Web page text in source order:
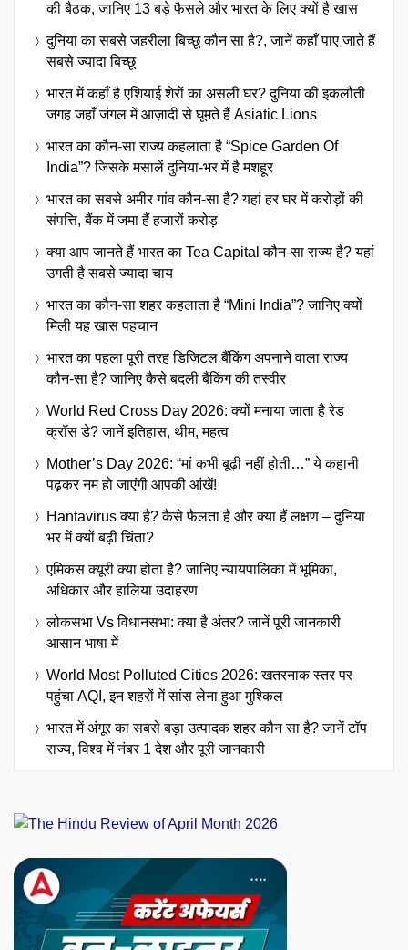
की बैठक, जानिए 13 बड़े फैसले और भारत के लिए क्यों है खास
दुनिया का सबसे जहरीला बिच्छू कौन सा है?, जानें कहाँ पाए जाते हैं
सबसे ज्यादा बिच्छू
भारत में कहाँ है एशियाई शेरों का असली घर? दुनिया की इकलौती
जगह जहाँ जंगल में आज़ादी से घूमते हैं Asiatic Lions
भारत का कौन-सा राज्य कहलाता है “Spice Garden Of
India”? जिसके मसालें दुनिया-भर में है मशहूर
भारत का सबसे अमीर गांव कौन-सा है? यहां हर घर में करोड़ों की
संपत्ति, बैंक में जमा हैं हजारों करोड़
क्या आप जानते हैं भारत का Tea Capital कौन-सा राज्य है? यहां
उगती है सबसे ज्यादा चाय
भारत का कौन-सा शहर कहलाता है “Mini India”? जानिए क्यों
मिली यह खास पहचान
भारत का पहला पूरी तरह डिजिटल बैंकिंग अपनाने वाला राज्य
कौन-सा है? जानिए कैसे बदली बैंकिंग की तस्वीर
World Red Cross Day 2026: क्यों मनाया जाता है रेड
क्रॉस डे? जानें इतिहास, थीम, महत्व
Mother’s Day 2026: “मां कभी बूढ़ी नहीं होती…” ये कहानी
पढ़कर नम हो जाएंगी आपकी आंखें!
Hantavirus क्या है? कैसे फैलता है और क्या हैं लक्षण – दुनिया
भर में क्यों बढ़ी चिंता?
एमिकस क्यूरी क्या होता है? जानिए न्यायपालिका में भूमिका,
अधिकार और हालिया उदाहरण
लोकसभा Vs विधानसभा: क्या है अंतर? जानें पूरी जानकारी
आसान भाषा में
World Most Polluted Cities 2026: खतरनाक स्तर पर
पहुंचा AQI, इन शहरों में सांस लेना हुआ मुश्किल
भारत में अंगूर का सबसे बड़ा उत्पादक शहर कौन सा है? जानें टॉप
राज्य, विश्व में नंबर 1 देश और पूरी जानकारी